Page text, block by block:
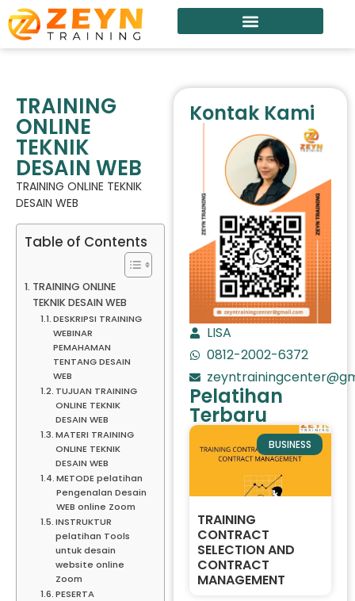
TRAINING
ONLINE
TEKNIK
DESAIN WEB
TRAINING ONLINE TEKNIK
DESAIN WEB
Table of Contents
TRAINING ONLINE
TEKNIK DESAIN WEB
DESKRIPSI TRAINING
WEBINAR
PEMAHAMAN
TENTANG DESAIN
WEB
TUJUAN TRAINING
ONLINE TEKNIK
DESAIN WEB
MATERI TRAINING
ONLINE TEKNIK
DESAIN WEB
METODE pelatihan
Pengenalan Desain
WEB online Zoom
INSTRUKTUR
pelatihan Tools
untuk desain
website online
Zoom
PESERTA
Kontak Kami
LISA
0812-2002-6372
Pelatihan
Terbaru
BUSINESS
TRAINING
CONTRACT
SELECTION AND
CONTRACT
MANAGEMENT